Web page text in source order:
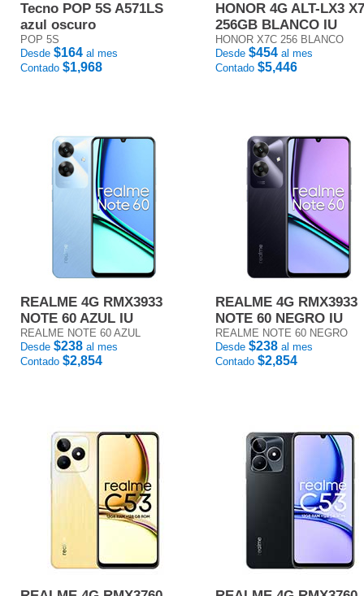
Tecno POP 5S A571LS
azul oscuro
POP 5S
Desde $164 al mes
Contado $1,968
HONOR 4G ALT-LX3
256GB BLANCO IU
HONOR X7C 256 BLANCO
Desde $454 al mes
Contado $5,446
REALME 4G RMX3933
NOTE 60 AZUL IU
REALME NOTE 60 AZUL
Desde $238 al mes
Contado $2,854
REALME 4G RMX3933
NOTE 60 NEGRO IU
REALME NOTE 60 NEGRO
Desde $238 al mes
Contado $2,854